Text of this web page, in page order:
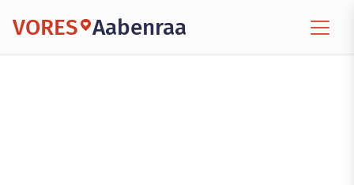
VORES Aabenraa